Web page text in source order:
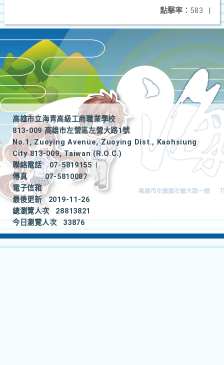
點擊率： 583 |
高雄市立海青高級工商職業學校
813-009 高雄市左營區左營大路1號
No.1, Zuoying Avenue, Zuoying Dist., Kaohsiung
City 813-009, Taiwan (R.O.C.)
聯絡電話
07-5819155
|
傳真
07-5810087
電子信箱
最後更新
2019-11-26
總瀏覽人次
28813821
今日瀏覽人次
33876